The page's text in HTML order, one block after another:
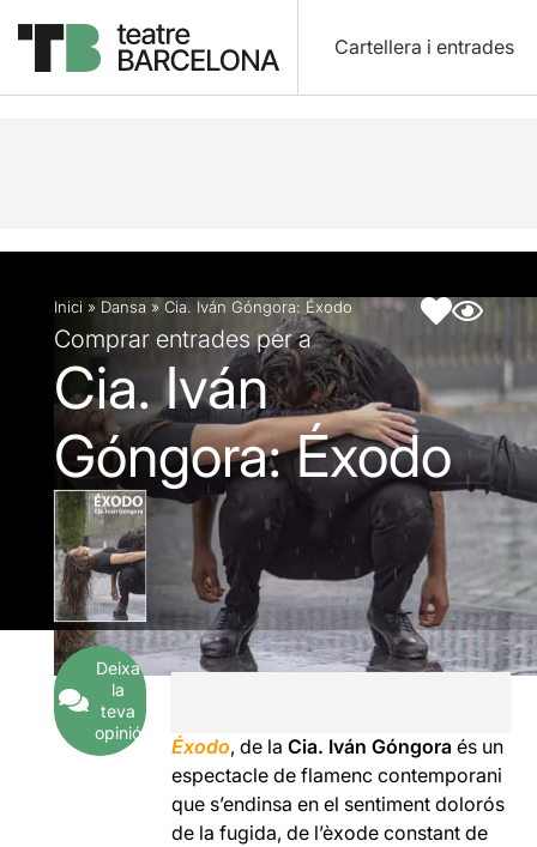
Cartellera i entrades
Descripció Fitxa artística
Inici » Dansa » Cia. Iván Góngora: Éxodo
Comprar entrades per a
Cia. Iván
Góngora: Éxodo
Deixa
la
teva
opinió
Éxodo, de laCia. Iván Góngora és un
espectacle de flamenc contemporani
que s’endinsa en el sentiment dolorós
de la fugida, de l’èxode constant de